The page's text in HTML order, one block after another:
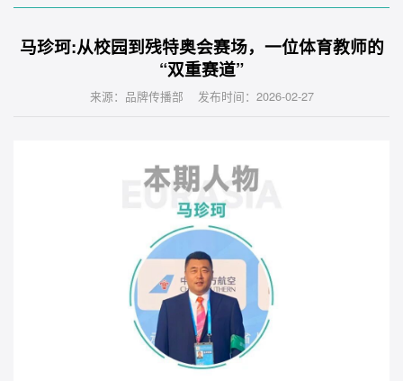
马珍珂:从校园到残特奥会赛场，一位体育教师的
“双重赛道”
来源：品牌传播部 发布时间：2026-02-27